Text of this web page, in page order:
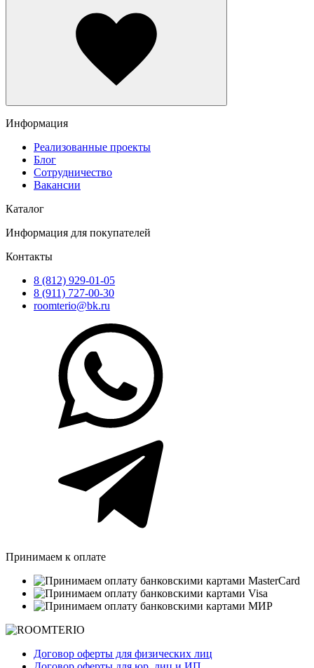
Информация
Реализованные проекты
Блог
Сотрудничество
Вакансии
Каталог
Информация для покупателей
Контакты
8 (812) 929-01-05
8 (911) 727-00-30
roomterio@bk.ru
Принимаем к оплате
Договор оферты для физических лиц